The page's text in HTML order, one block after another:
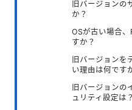
旧バージョンの
か？
OSが古い場合
すか？
旧バージョンを
い理由は何です
旧バージョンの
ュリティ設定は？